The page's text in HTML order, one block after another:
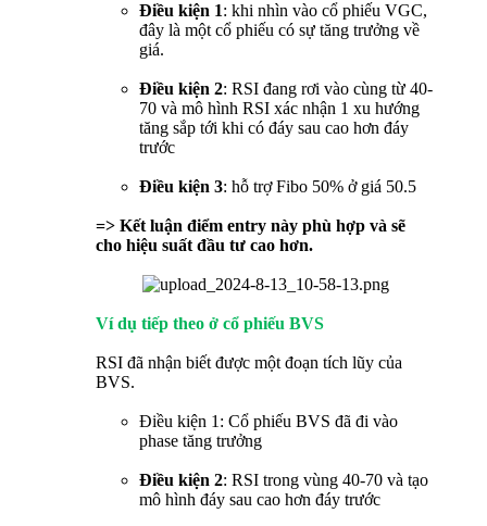
Điều kiện 1: khi nhìn vào cổ phiếu VGC,
đây là một cổ phiếu có sự tăng trưởng về
giá.
Điều kiện 2: RSI đang rơi vào cùng từ 40-
70 và mô hình RSI xác nhận 1 xu hướng
tăng sắp tới khi có đáy sau cao hơn đáy
trước
Điều kiện 3: hỗ trợ Fibo 50% ở giá 50.5
=> Kết luận điểm entry này phù hợp và sẽ
cho hiệu suất đầu tư cao hơn.
Ví dụ tiếp theo ở cổ phiếu BVS
RSI đã nhận biết được một đoạn tích lũy của
BVS.
Điều kiện 1: Cổ phiếu BVS đã đi vào
phase tăng trưởng
Điều kiện 2: RSI trong vùng 40-70 và tạo
mô hình đáy sau cao hơn đáy trước